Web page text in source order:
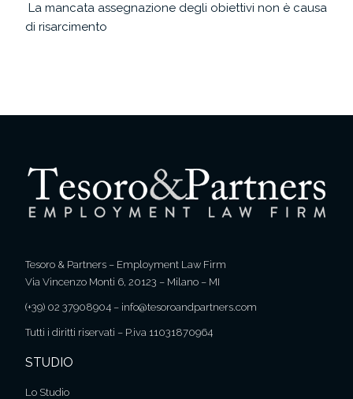
La mancata assegnazione degli obiettivi non è causa
di risarcimento
Tesoro & Partners – Employment Law Firm
Via Vincenzo Monti 6, 20123 – Milano – MI
(+39) 02 37908904 – info@tesoroandpartners.com
Tutti i diritti riservati – P.iva 11031870964
STUDIO
Lo Studio